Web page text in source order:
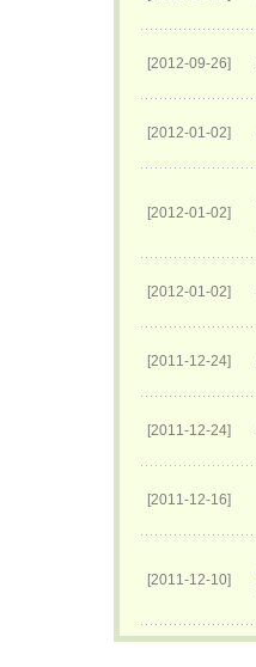
[2012-09-26]
[2012-01-02]
[2012-01-02]
[2012-01-02]
[2011-12-24]
[2011-12-24]
[2011-12-16]
[2011-12-10]